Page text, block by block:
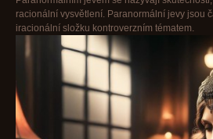
racionální vysvětlení. Paranormální jevy jsou
iracionální složku kontroverzním tématem.